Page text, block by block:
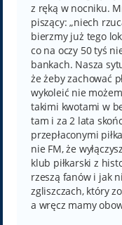
z ręką w nocniku.
piszący: „niech
bierzmy już tego
co na oczy 50 tyś
bankach. Nasza
że żeby zachować
wykoleić nie
takimi kwotami w
tam i za 2 lata
przepłaconymi
nie FM, że
klub piłkarski z
rzeszą fanów i jak
zgliszczach, który
a wręcz mamy